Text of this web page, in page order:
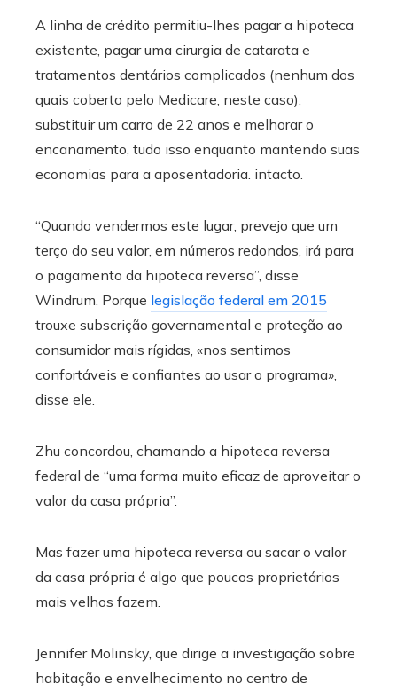
A linha de crédito permitiu-lhes pagar a hipoteca
existente, pagar uma cirurgia de catarata e
tratamentos dentários complicados (nenhum dos
quais coberto pelo Medicare, neste caso),
substituir um carro de 22 anos e melhorar o
encanamento, tudo isso enquanto mantendo suas
economias para a aposentadoria. intacto.
“Quando vendermos este lugar, prevejo que um
terço do seu valor, em números redondos, irá para
o pagamento da hipoteca reversa”, disse
Windrum. Porque legislação federal em 2015
trouxe subscrição governamental e proteção ao
consumidor mais rígidas, «nos sentimos
confortáveis ​​e confiantes ao usar o programa»,
disse ele.
Zhu concordou, chamando a hipoteca reversa
federal de “uma forma muito eficaz de aproveitar o
valor da casa própria”.
Mas fazer uma hipoteca reversa ou sacar o valor
da casa própria é algo que poucos proprietários
mais velhos fazem.
Jennifer Molinsky, que dirige a investigação sobre
habitação e envelhecimento no centro de